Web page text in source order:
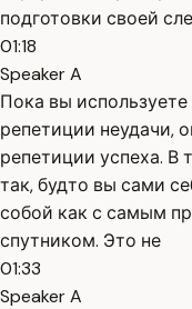
подготовки своей
01:18
Speaker A
Пока вы
репетиции неудачи,
репетиции успеха. В
так, будто вы сами
собой как с самым
спутником. Это не
01:33
Speaker A